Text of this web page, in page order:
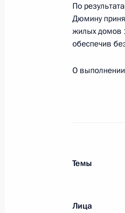
30 октября
Исполнено
видео-
27 октября
Президента
По
Дюмину
жилых домов
обеспечив
О
Темы
Лица